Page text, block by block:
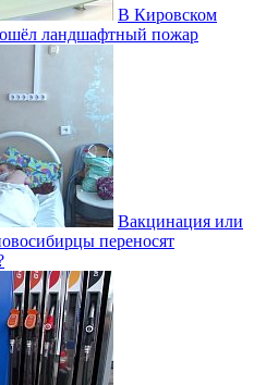
В Кировском
ландшафтный пожар
Вакцинация или
переносят